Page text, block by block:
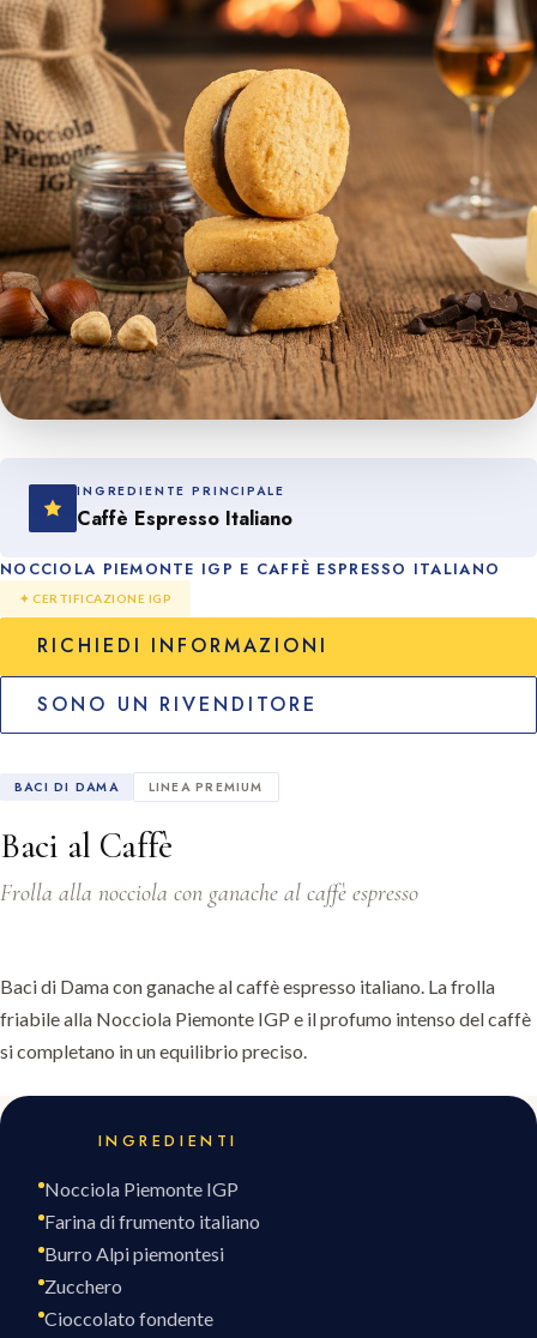
INGREDIENTE PRINCIPALE
Caffè Espresso Italiano
NOCCIOLA PIEMONTE IGP E CAFFÈ ESPRESSO ITALIANO
✦ CERTIFICAZIONE IGP
RICHIEDI INFORMAZIONI
SONO UN RIVENDITORE
BACI DI DAMA LINEA PREMIUM
Baci al Caffè
Frolla alla nocciola con ganache al caffè espresso
Baci di Dama con ganache al caffè espresso italiano. La frolla
friabile alla Nocciola Piemonte IGP e il profumo intenso del caffè
si completano in un equilibrio preciso.
INGREDIENTI
Nocciola Piemonte IGP
Farina di frumento italiano
Burro Alpi piemontesi
Zucchero
Cioccolato fondente